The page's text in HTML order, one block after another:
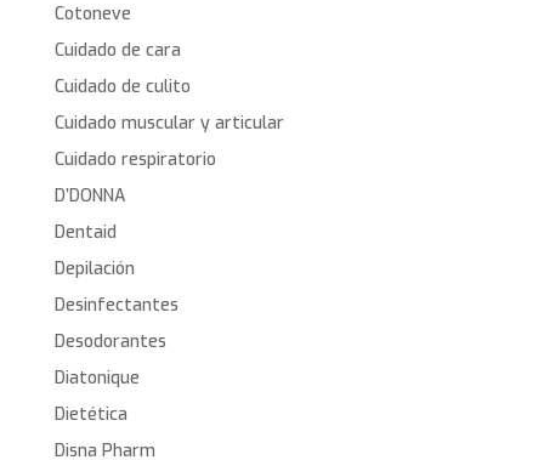
Cotoneve
Cuidado de cara
Cuidado de culito
Cuidado muscular y articular
Cuidado respiratorio
D’DONNA
Dentaid
Depilación
Desinfectantes
Desodorantes
Diatonique
Dietética
Disna Pharm